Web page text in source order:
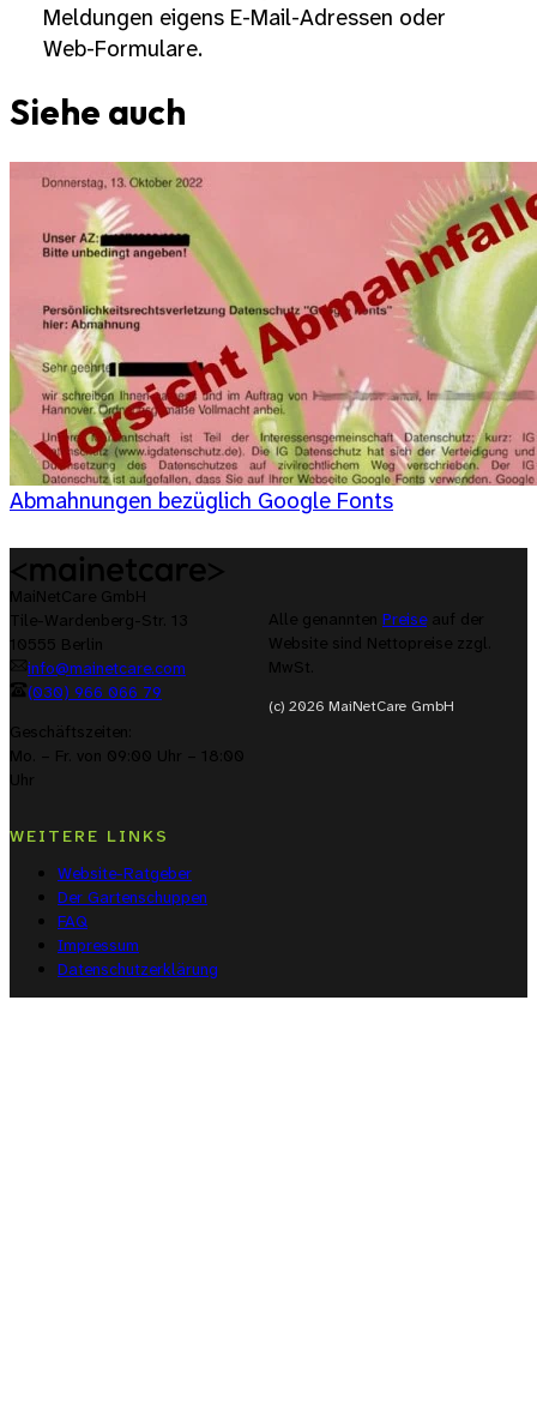
Meldungen eigens E-Mail-Adressen oder
Web-Formulare.
Siehe auch
Abmahnungen bezüglich Google Fonts
MaiNetCare GmbH
Tile-Wardenberg-Str. 13
10555 Berlin
info@mainetcare.com
(030) 966 066 79
Geschäftszeiten:
Mo. – Fr. von 09:00 Uhr – 18:00
Uhr
WEITERE LINKS
Website-Ratgeber
Der Gartenschuppen
FAQ
Impressum
Datenschutzerklärung
Alle genannten Preiseauf der
Website sind Nettopreise zzgl.
MwSt.
(c) 2026 MaiNetCare GmbH